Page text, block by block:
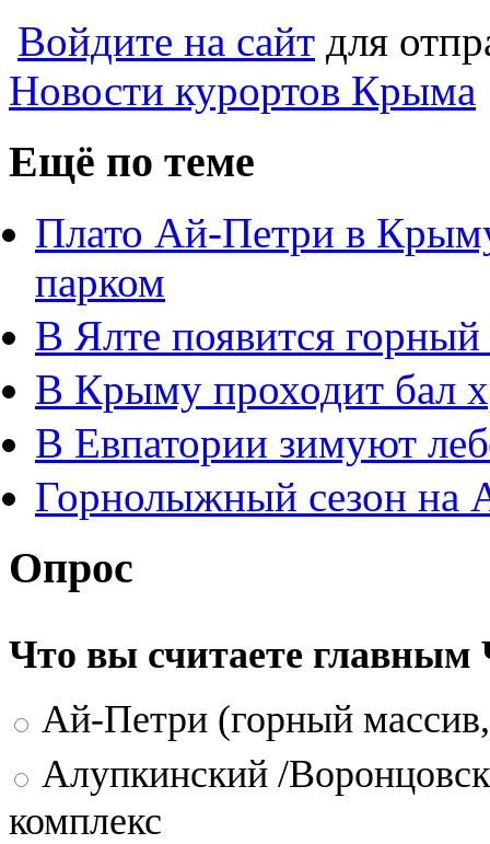
Войдите на сайт для
Новости курортов Крыма
Ещё по теме
Плато Ай-Петри в
парком
В Ялте появится горный
В Крыму проходит бал
В Евпатории зимуют
Горнолыжный сезон на
Опрос
Что вы считаете
Ай-Петри (горный
Алупкинский /
комплекс